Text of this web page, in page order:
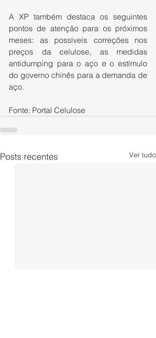
A XP também destaca os seguintes
pontos de atenção para os próximos
meses: as possíveis correções nos
preços da celulose, as medidas
antidumping para o aço e o estímulo
do governo chinês para a demanda de
aço.
Fonte: Portal Celulose
Posts recentes Ver tudo